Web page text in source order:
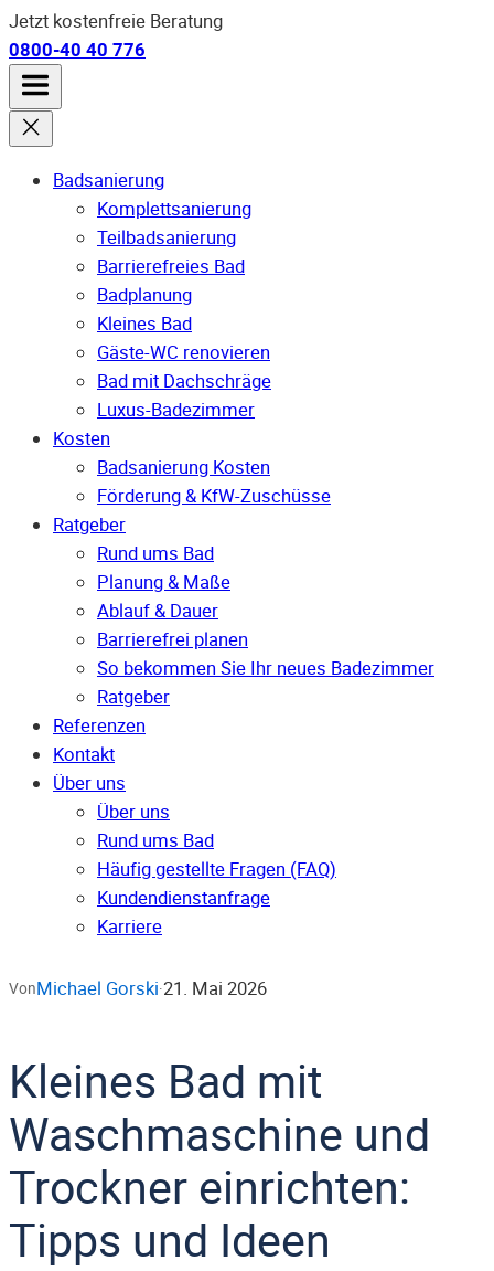
Jetzt kostenfreie Beratung
0800-40 40 776
Badsanierung
Komplettsanierung
Teilbadsanierung
Barrierefreies Bad
Badplanung
Kleines Bad
Gäste-WC renovieren
Bad mit Dachschräge
Luxus-Badezimmer
Kosten
Badsanierung Kosten
Förderung & KfW-Zuschüsse
Ratgeber
Rund ums Bad
Planung & Maße
Ablauf & Dauer
Barrierefrei planen
So bekommen Sie Ihr neues Badezimmer
Ratgeber
Referenzen
Kontakt
Über uns
Über uns
Rund ums Bad
Häufig gestellte Fragen (FAQ)
Kunden­dienst­anfrage
Karriere
VonMichael Gorski·21. Mai 2026
Kleines Bad mit
Waschmaschine und
Trockner einrichten:
Tipps und Ideen